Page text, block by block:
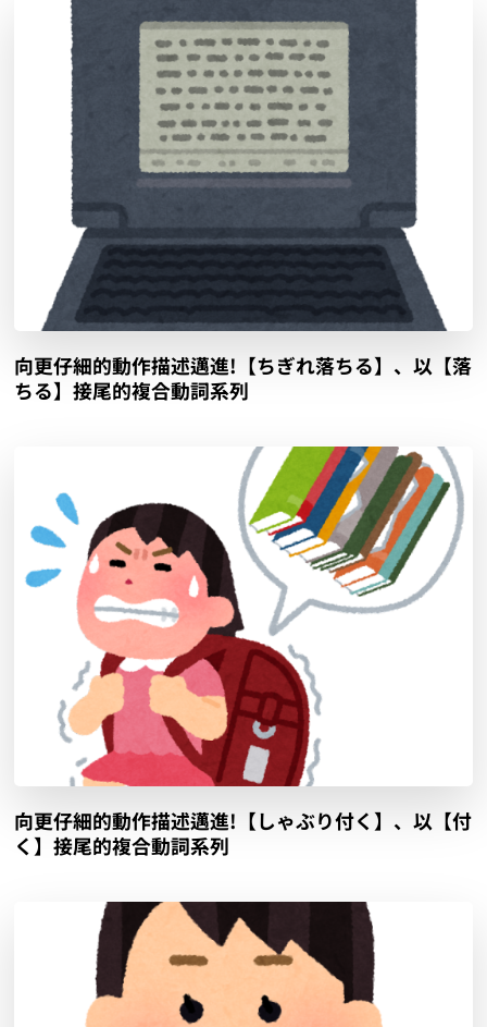
向更仔細的動作描述邁進!【ちぎれ落ちる】、以【落
ちる】接尾的複合動詞系列
向更仔細的動作描述邁進!【しゃぶり付く】、以【付
く】接尾的複合動詞系列